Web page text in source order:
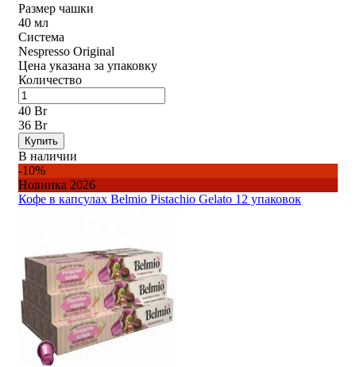
Размер чашки
40 мл
Система
Nespresso Original
Цена указана за упаковку
Количество
40 Br
36 Br
Купить
В наличии
-10%
Новинка 2026
Кофе в капсулах Belmio Pistachio Gelato 12 упаковок